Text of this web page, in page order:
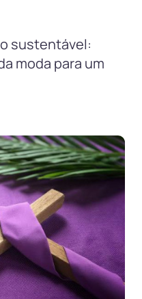
sustentável:
moda para um